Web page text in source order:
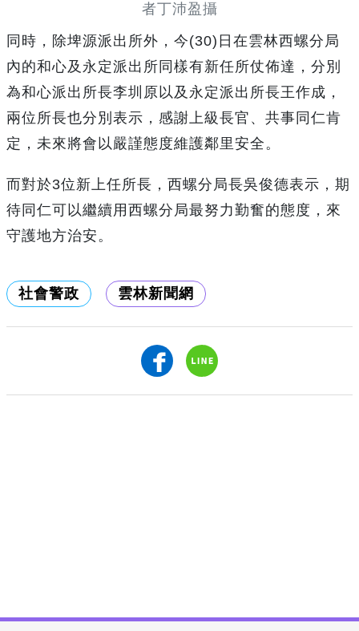
者丁沛盈攝
同時，除埤源派出所外，今(30)日在雲林西螺分局
內的和心及永定派出所同樣有新任所仗佈達，分別
為和心派出所長李圳原以及永定派出所長王作成，
兩位所長也分別表示，感謝上級長官、共事同仁肯
定，未來將會以嚴謹態度維護鄰里安全。
而對於3位新上任所長，西螺分局長吳俊德表示，期
待同仁可以繼續用西螺分局最努力勤奮的態度，來
守護地方治安。
社會警政 雲林新聞網